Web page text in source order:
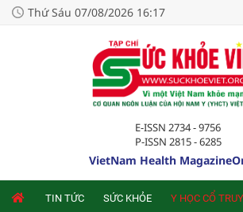
Thứ Sáu 07/08/2026 16:17
E-ISSN 2734 - 9756
P-ISSN 2815 - 6285
VietNam Health
TIN TỨC SỨC KHỎE Y HỌC CỔ